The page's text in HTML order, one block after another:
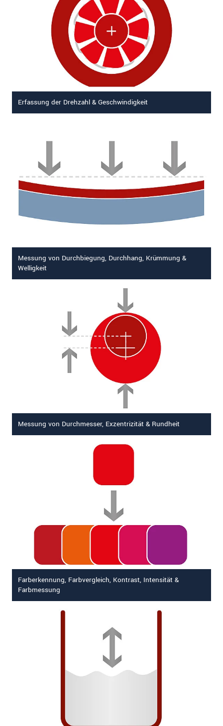
Erfassung der Drehzahl & Geschwindigkeit
Messung von Durchbiegung, Durchhang, Krümmung &
Welligkeit
Messung von Durchmesser, Exzentrizität & Rundheit
Farberkennung, Farbvergleich, Kontrast, Intensität &
Farbmessung